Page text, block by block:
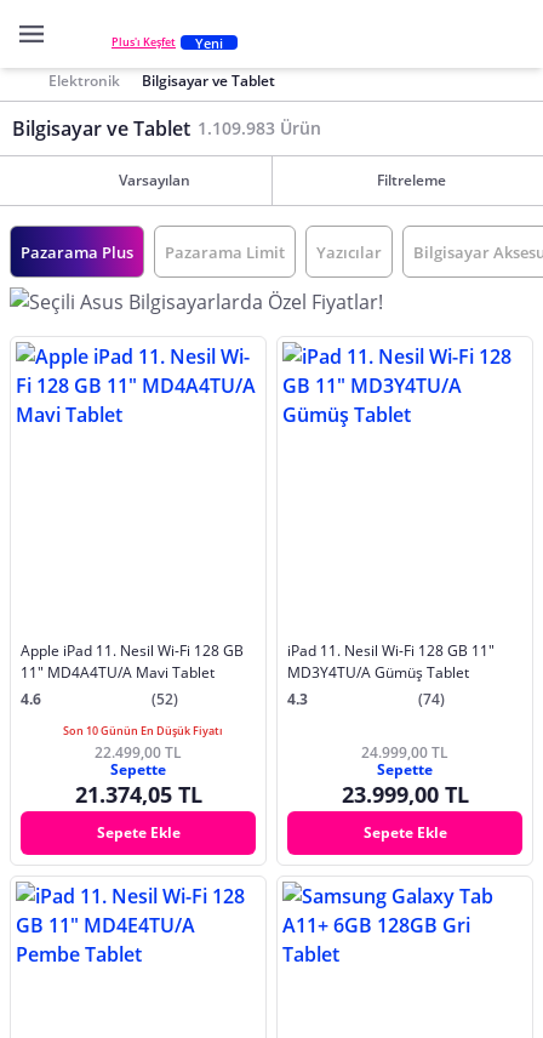
Plus'ı Keşfet Yeni
Elektronik Bilgisayar ve Tablet
Bilgisayar ve Tablet 1.109.983 Ürün
Varsayılan Filtreleme
Pazarama Plus Pazarama Limit Yazıcılar Bilgisayar
Apple iPad 11. Nesil Wi-Fi 128 GB
11" MD4A4TU/A Mavi Tablet
4.6
(52)
Son 10 Günün En Düşük Fiyatı
22.499,00 TL
Sepette
21.374,05 TL
Sepete Ekle
iPad 11. Nesil Wi-Fi 128 GB 11"
MD3Y4TU/A Gümüş Tablet
4.3
(74)
24.999,00 TL
Sepette
23.999,00 TL
Sepete Ekle